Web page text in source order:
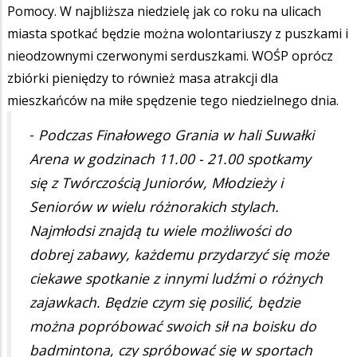
Pomocy. W najbliższa niedzielę jak co roku na ulicach
miasta spotkać będzie można wolontariuszy z puszkami i
nieodzownymi czerwonymi serduszkami. WOŚP oprócz
zbiórki pieniędzy to również masa atrakcji dla
mieszkańców na miłe spędzenie tego niedzielnego dnia.
- Podczas Finałowego Grania w hali Suwałki
Arena w godzinach 11.00 - 21.00 spotkamy
się z Twórczością Juniorów, Młodzieży i
Seniorów w wielu różnorakich stylach.
Najmłodsi znajdą tu wiele możliwości do
dobrej zabawy, każdemu przydarzyć się może
ciekawe spotkanie z innymi ludźmi o różnych
zajawkach. Będzie czym się posilić, będzie
można popróbować swoich sił na boisku do
badmintona, czy spróbować się w sportach